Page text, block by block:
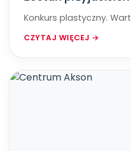
Konkurs plastyczny.
CZYTAJ WIĘCEJ →